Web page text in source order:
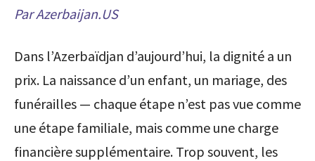
Par Azerbaijan.US
Dans l’Azerbaïdjan d’aujourd’hui, la dignité a un
prix. La naissance d’un enfant, un mariage, des
funérailles — chaque étape n’est pas vue comme
une étape familiale, mais comme une charge
financière supplémentaire. Trop souvent, les